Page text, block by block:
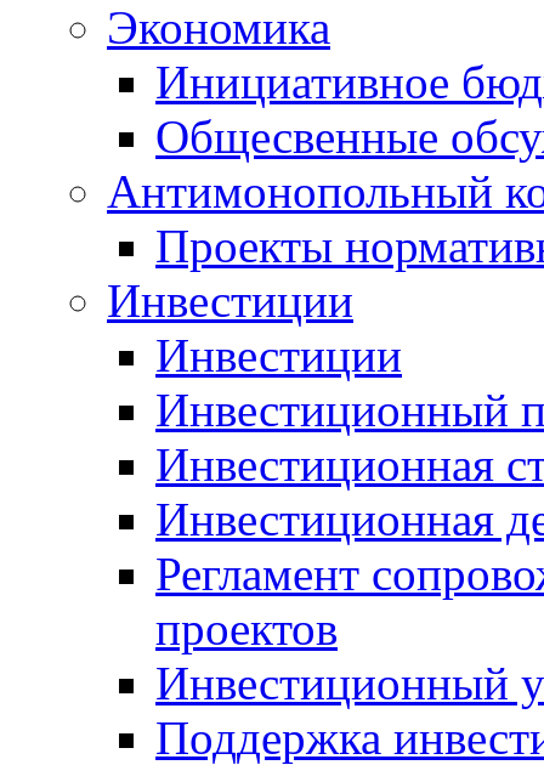
Экономика
Инициативное
Общесвенные
Антимонопольный
Проекты
Инвестиции
Инвестиции
Инвестиционный
Инвестиционная
Инвестиционная
Регламент
проектов
Инвестиционный
Поддержка